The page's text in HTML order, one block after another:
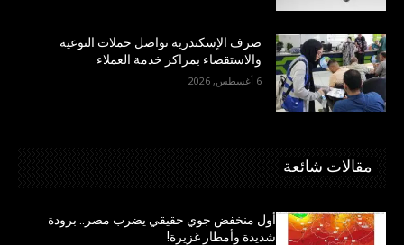
صرف الإسكندرية تواصل حملات التوعية
والاستقصاء بمراكز خدمة العملاء
6 أغسطس, 2026
مقالات شائعة
أول منخفض جوي حقيقي يضرب مصر.. برودة
شديدة وأمطار غزيرة!